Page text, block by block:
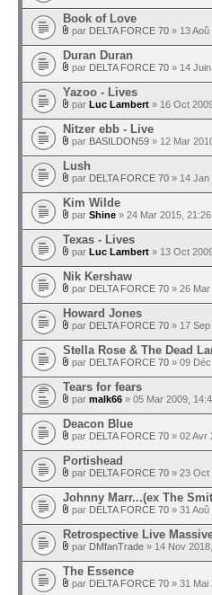
Book of Love
par DELTA FORCE 70 » 13
Duran Duran
par DELTA FORCE 70 » 14
Yazoo - Lives
par Luc Lambert » 16 Oct
Nitzer ebb - Live
par BASILDON59 » 12 Mar
Lush
par DELTA FORCE 70 » 14 Jan
Kim Wilde
par Shine » 24 Mar 2015, 21:26
Texas - Lives
par Luc Lambert » 13 Oct
Nik Kershaw
par DELTA FORCE 70 » 26
Howard Jones
par DELTA FORCE 70 » 17
Stella Rose & The Dead
par DELTA FORCE 70 » 09
Tears for fears
par malk66 » 05 Mar 2009,
Deacon Blue
par DELTA FORCE 70 » 02 Avr
Portishead
par DELTA FORCE 70 » 23 Oct
Johnny Marr...(ex The
par DELTA FORCE 70 » 31
Retrospective Live
par DMfanTrade » 14 Nov
The Essence
par DELTA FORCE 70 » 31 Mai